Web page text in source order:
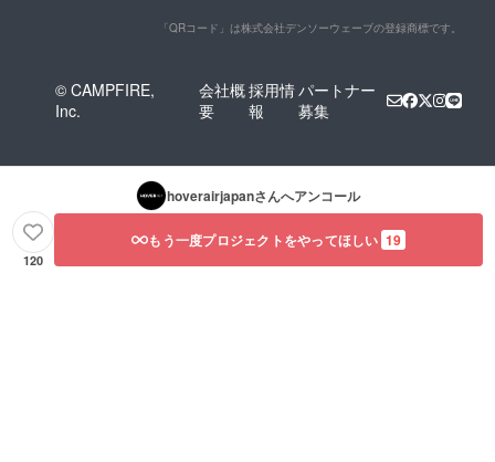
「QRコード」は株式会社デンソーウェーブの登録商標です。
© CAMPFIRE,
Inc.
会社概
要
採用情
報
パートナー
募集
hoverairjapanさんへアンコール
120
もう一度プロジェクトをやってほしい 19